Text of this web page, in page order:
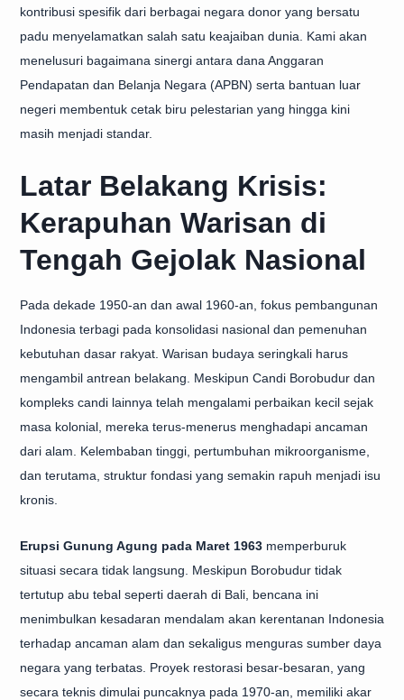
kontribusi spesifik dari berbagai negara donor yang bersatu
padu menyelamatkan salah satu keajaiban dunia. Kami akan
menelusuri bagaimana sinergi antara dana Anggaran
Pendapatan dan Belanja Negara (APBN) serta bantuan luar
negeri membentuk cetak biru pelestarian yang hingga kini
masih menjadi standar.
Latar Belakang Krisis:
Kerapuhan Warisan di
Tengah Gejolak Nasional
Pada dekade 1950-an dan awal 1960-an, fokus pembangunan
Indonesia terbagi pada konsolidasi nasional dan pemenuhan
kebutuhan dasar rakyat. Warisan budaya seringkali harus
mengambil antrean belakang. Meskipun Candi Borobudur dan
kompleks candi lainnya telah mengalami perbaikan kecil sejak
masa kolonial, mereka terus-menerus menghadapi ancaman
dari alam. Kelembaban tinggi, pertumbuhan mikroorganisme,
dan terutama, struktur fondasi yang semakin rapuh menjadi isu
kronis.
Erupsi Gunung Agung pada Maret 1963 memperburuk
situasi secara tidak langsung. Meskipun Borobudur tidak
tertutup abu tebal seperti daerah di Bali, bencana ini
menimbulkan kesadaran mendalam akan kerentanan Indonesia
terhadap ancaman alam dan sekaligus menguras sumber daya
negara yang terbatas. Proyek restorasi besar-besaran, yang
secara teknis dimulai puncaknya pada 1970-an, memiliki akar